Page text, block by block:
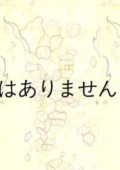
ありませ